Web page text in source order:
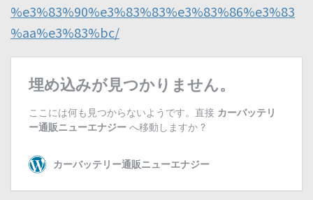
%e3%83%90%e3%83%83%e3%83%86%e3%83
%aa%e3%83%bc/